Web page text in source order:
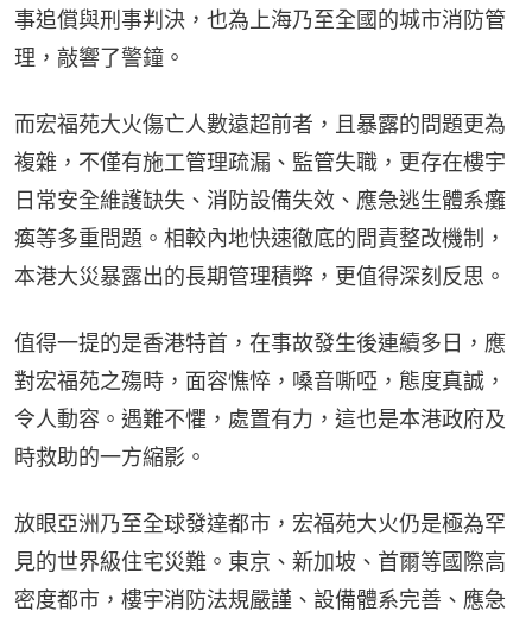
事追償與刑事判決，也為上海乃至全國的城市消防管
理，敲響了警鐘。
而宏福苑大火傷亡人數遠超前者，且暴露的問題更為
複雜，不僅有施工管理疏漏、監管失職，更存在樓宇
日常安全維護缺失、消防設備失效、應急逃生體系癱
瘓等多重問題。相較內地快速徹底的問責整改機制，
本港大災暴露出的長期管理積弊，更值得深刻反思。
值得一提的是香港特首，在事故發生後連續多日，應
對宏福苑之殤時，面容憔悴，嗓音嘶啞，態度真誠，
令人動容。遇難不懼，處置有力，這也是本港政府及
時救助的一方縮影。
放眼亞洲乃至全球發達都市，宏福苑大火仍是極為罕
見的世界級住宅災難。東京、新加坡、首爾等國際高
密度都市，樓宇消防法規嚴謹、設備體系完善、應急